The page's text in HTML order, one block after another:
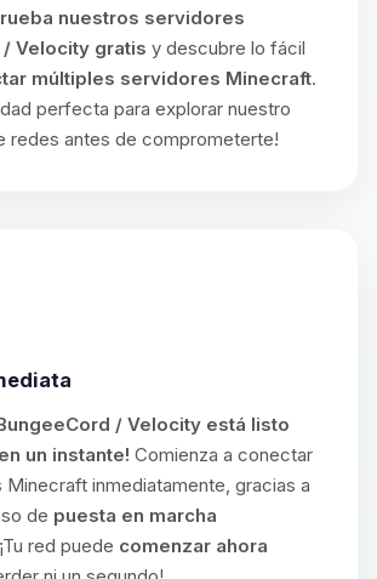
nuestros servidores
Velocity gratis y descubre lo fácil
múltiples servidores Minecraft.
perfecta para explorar nuestro
redes antes de comprometerte!
/ Velocity está listo
un instante! Comienza a conectar
inmediatamente, gracias a
de puesta en marcha
red puede comenzar ahora